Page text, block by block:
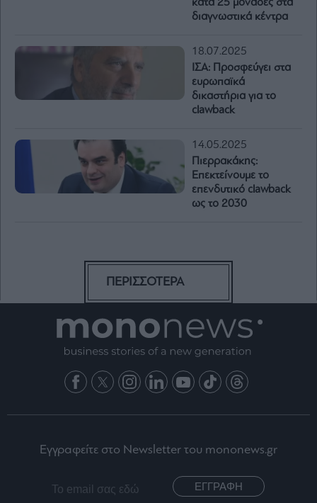
κατά 25 μονάδες στα
διαγνωστικά κέντρα
18.07.2025
ΙΣΑ: Προσφεύγει στα
ευρωπαϊκά
δικαστήρια για το
clawback
14.05.2025
Πιερρακάκης:
Επεκτείνουμε το
επενδυτικό clawback
ως το 2030
ΠΕΡΙΣΣΟΤΕΡΑ
Εγγραφείτε στο Newsletter του mononews.gr
ΕΓΓΡΑΦΗ